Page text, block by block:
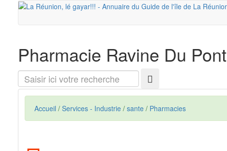
Pharmacie Ravine Du Pont
Saisir
ici
votre
rechercheAccueil / Services - Industrie / sante / Pharmacies